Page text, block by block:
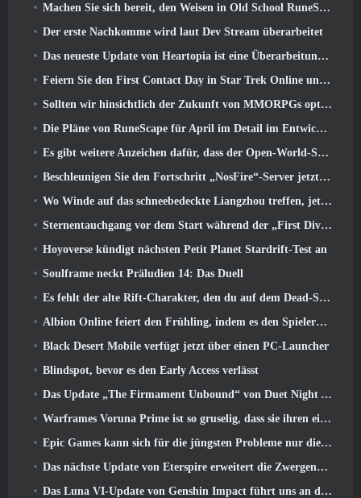
Machen Sie sich bereit, den Weisen in Old School RuneScape’s Leagues VI aus dem Käfig zu retten: Dämonische Pakte
Der erste Nachkomme wird laut Dev Stream überarbeitet
Das neueste Update von Heartopia ist eine Überarbeitung im Alice-im-Wunderland-Stil
Feiern Sie den First Contact Day in Star Trek Online und sichern Sie sich eine neue Version des Nobel Intel Battlecruiser
Sollten wir hinsichtlich der Zukunft von MMORPGs optimistisch sein??
Die Pläne von RuneScape für April im Detail im Entwicklervideo
Es gibt weitere Anzeichen dafür, dass der Open-World-Shooter StarCraft eine echte Sache sein könnte
Beschleunigen Sie den Fortschritt „NosFire“-Server jetzt in NosTale verfügbar
Wo Winde auf das schneebedeckte Liangzhou treffen, jetzt mit der Veröffentlichung der Version verfügbar 1.5
Sternentauchgang vor dem Start während der „First Dive Show“
Hoyoverse kündigt nächsten Petit Planet Stardrift-Test an
Soulframe neckt Präludien 14: Das Duell
Es fehlt der alte Rift-Charakter, den du auf dem Dead-Server zurückgelassen hast? Gamigo hat eine Lösung dafür
Albion Online feiert den Frühling, indem es den Spielern ein süßes Hasen-Reittier anbietet
Black Desert Mobile verfügt jetzt über einen PC-Launcher
Blindspot, bevor es den Early Access verlässt
Das Update „The Firmament Unbound“ von Duet Night Abyss schließt die Geschichte von Huaxu ab
Warframes Voruna Prime ist so gruselig, dass sie ihren eigenen Red-Band-Trailer bekommen hat
Epic Games kann sich für die jüngsten Probleme nur die Schuld geben
Das nächste Update von Eterspire erweitert die Zwergenminen und bietet eine vollständige Überarbeitung des Bosskampfs
Das Luna VI-Update von Genshin Impact führt uns an den Ort, von dem Mondstadt immer wieder spricht, den wir aber noch nie gesehen haben